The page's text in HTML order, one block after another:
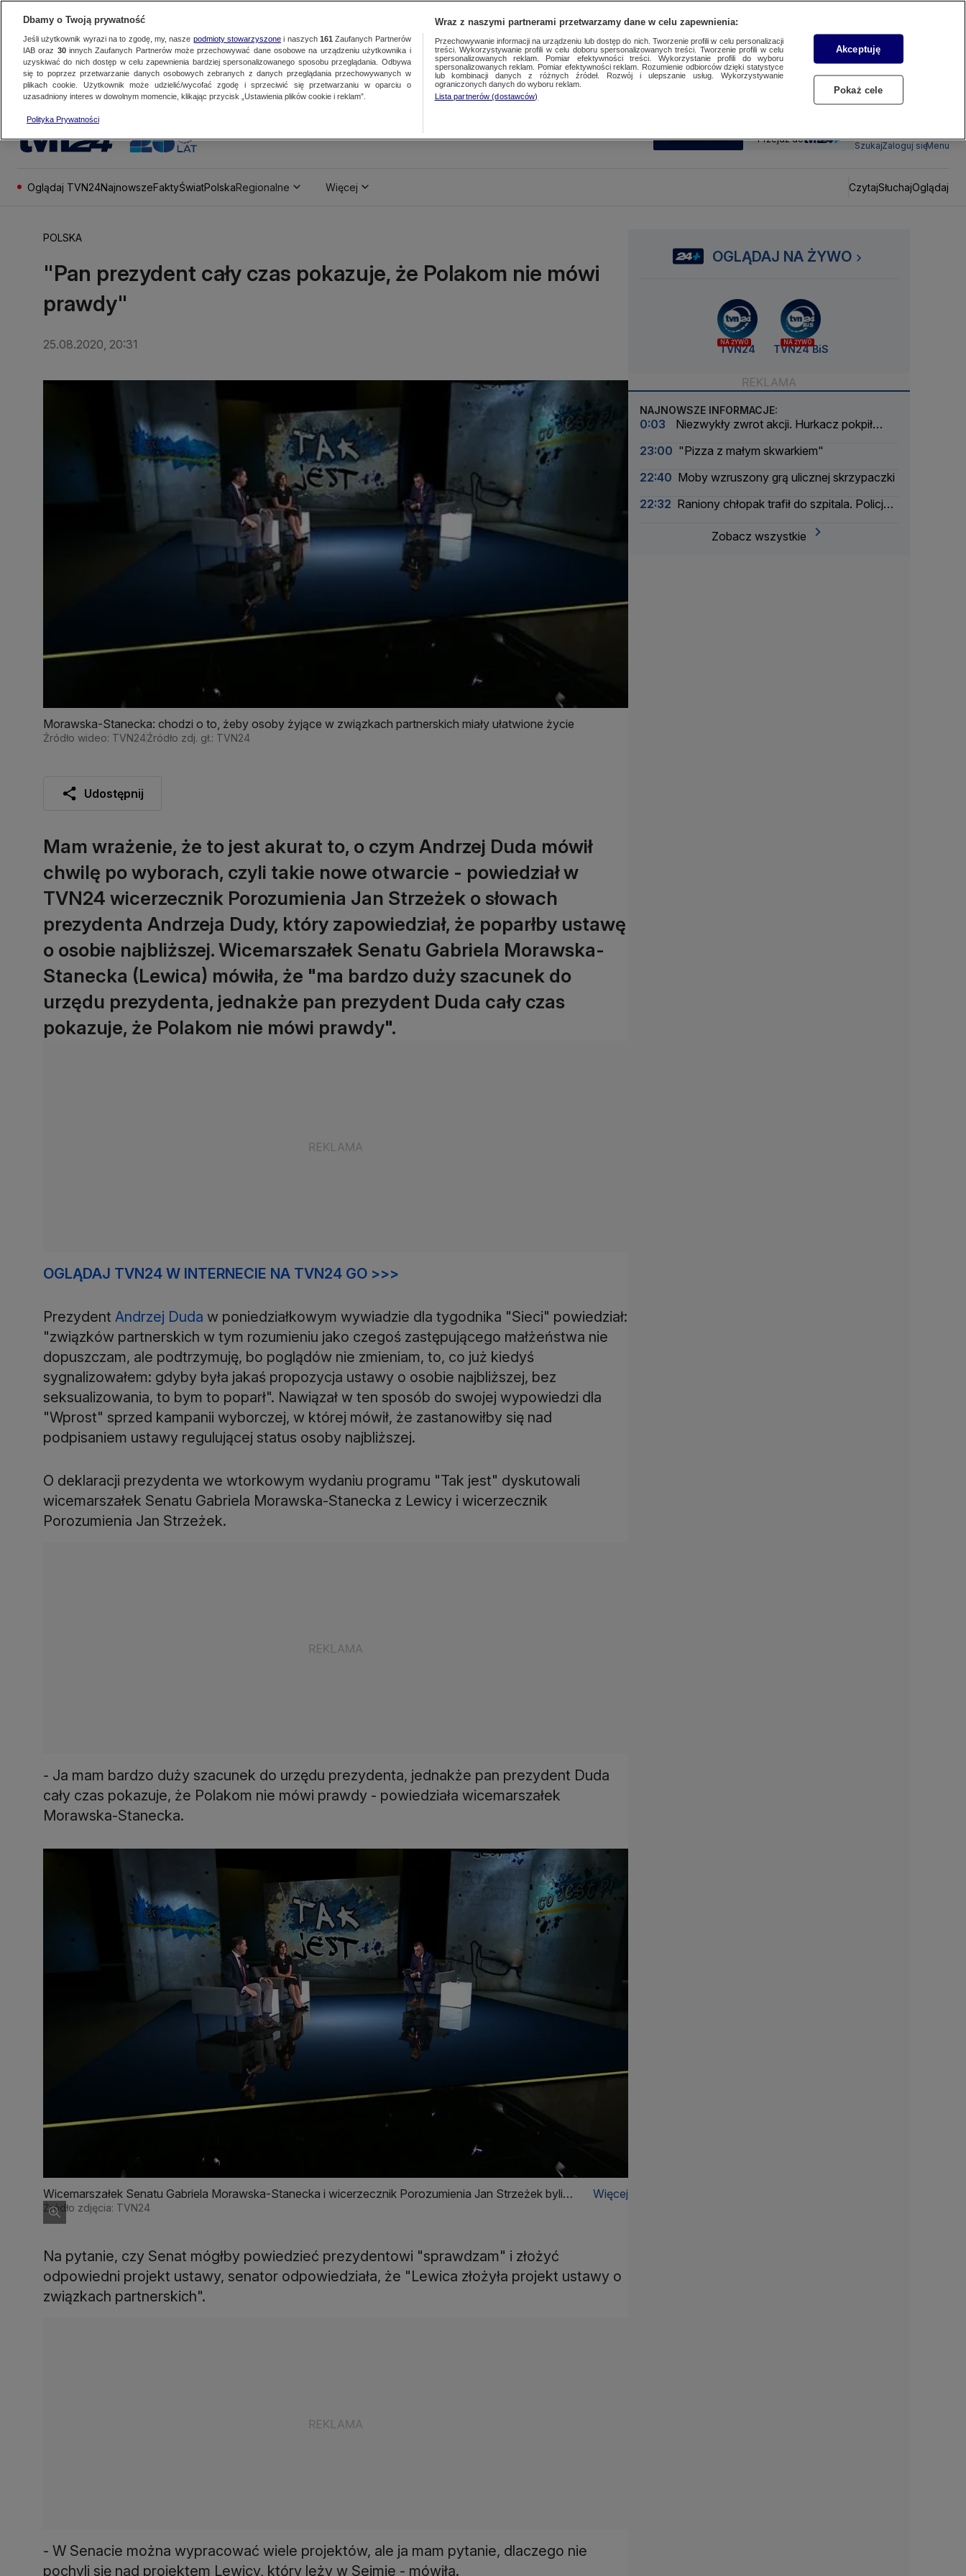
SUBSKRYBUJ Przejdź do
SzukajZaloguj sięMenu
Oglądaj TVN24NajnowszeFaktyŚwiatPolskaRegionalne Więcej CzytajSłuchajOglądaj
POLSKA
"Pan prezydent cały czas pokazuje, że Polakom nie mówi
prawdy"
25.08.2020, 20:31
Morawska-Stanecka: chodzi o to, żeby osoby żyjące w związkach partnerskich miały ułatwione życie
Źródło wideo: TVN24Źródło zdj. gł.: TVN24
Udostępnij
Mam wrażenie, że to jest akurat to, o czym Andrzej Duda mówił
chwilę po wyborach, czyli takie nowe otwarcie - powiedział w
TVN24 wicerzecznik Porozumienia Jan Strzeżek o słowach
prezydenta Andrzeja Dudy, który zapowiedział, że poparłby ustawę
o osobie najbliższej. Wicemarszałek Senatu Gabriela Morawska-
Stanecka (Lewica) mówiła, że "ma bardzo duży szacunek do
urzędu prezydenta, jednakże pan prezydent Duda cały czas
pokazuje, że Polakom nie mówi prawdy".
OGLĄDAJ TVN24 W INTERNECIE NA TVN24 GO >>>
Prezydent Andrzej Duda w poniedziałkowym wywiadzie dla tygodnika "Sieci" powiedział:
"związków partnerskich w tym rozumieniu jako czegoś zastępującego małżeństwa nie
dopuszczam, ale podtrzymuję, bo poglądów nie zmieniam, to, co już kiedyś
sygnalizowałem: gdyby była jakaś propozycja ustawy o osobie najbliższej, bez
seksualizowania, to bym to poparł". Nawiązał w ten sposób do swojej wypowiedzi dla
"Wprost" sprzed kampanii wyborczej, w której mówił, że zastanowiłby się nad
podpisaniem ustawy regulującej status osoby najbliższej.
O deklaracji prezydenta we wtorkowym wydaniu programu "Tak jest" dyskutowali
wicemarszałek Senatu Gabriela Morawska-Stanecka z Lewicy i wicerzecznik
Porozumienia Jan Strzeżek.
- Ja mam bardzo duży szacunek do urzędu prezydenta, jednakże pan prezydent Duda
cały czas pokazuje, że Polakom nie mówi prawdy - powiedziała wicemarszałek
Morawska-Stanecka.
Wicemarszałek Senatu Gabriela Morawska-Stanecka i wicerzecznik Porozumienia Jan Strzeżek byli
gośćmi wtorkowego wydania programu "Tak jest"
Więcej
Źródło zdjęcia: TVN24
Na pytanie, czy Senat mógłby powiedzieć prezydentowi "sprawdzam" i złożyć
odpowiedni projekt ustawy, senator odpowiedziała, że "Lewica złożyła projekt ustawy o
związkach partnerskich".
- W Senacie można wypracować wiele projektów, ale ja mam pytanie, dlaczego nie
pochyli się nad projektem Lewicy, który leży w Sejmie - mówiła.
OGLĄDAJ NA ŻYWO
NA ŻYWO
TVN24
NA ŻYWO
TVN24 BiS
NAJNOWSZE INFORMACJE:
0:03
Niezwykły zwrot akcji. Hurkacz pokpił
23:00 "Pizza z małym skwarkiem"
22:40 Moby wzruszony grą ulicznej skrzypaczki
22:32 Raniony chłopak trafił do szpitala. Policja
Zobacz wszystkie
Dbamy o Twoją prywatność
Jeśli użytkownik wyrazi na to zgodę, my, nasze podmioty stowarzyszonei naszych 161 Zaufanych Partnerów
IAB oraz 30innych Zaufanych Partnerów może przechowywać dane osobowe na urządzeniu użytkownika i
uzyskiwać do nich dostęp w celu zapewnienia bardziej spersonalizowanego sposobu przeglądania. Odbywa
się to poprzez przetwarzanie danych osobowych zebranych z danych przeglądania przechowywanych w
plikach cookie. Użytkownik może udzielić/wycofać zgodę i sprzeciwić się przetwarzaniu w oparciu o
uzasadniony interes w dowolnym momencie, klikając przycisk „Ustawienia plików cookie i reklam”.
Polityka Prywatności
Wraz z naszymi partnerami przetwarzamy dane w celu zapewnienia:
Przechowywanie informacji na urządzeniu lub dostęp do nich. Tworzenie profili w celu personalizacji
treści. Wykorzystywanie profili w celu doboru spersonalizowanych treści. Tworzenie profili w celu
spersonalizowanych reklam. Pomiar efektywności treści. Wykorzystanie profili do wyboru
spersonalizowanych reklam. Pomiar efektywności reklam. Rozumienie odbiorców dzięki statystyce
lub kombinacji danych z różnych źródeł. Rozwój i ulepszanie usług. Wykorzystywanie
ograniczonych danych do wyboru reklam.
Lista partnerów (dostawców)
Akceptuję
Pokaż cele